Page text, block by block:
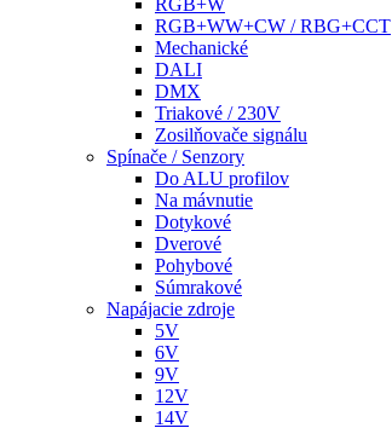
RGB+W
RGB+WW+CW / RBG+CCT
Mechanické
DALI
DMX
Triakové / 230V
Zosilňovače signálu
Spínače / Senzory
Do ALU profilov
Na mávnutie
Dotykové
Dverové
Pohybové
Súmrakové
Napájacie zdroje
5V
6V
9V
12V
14V